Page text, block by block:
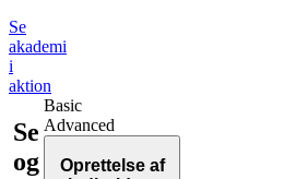
Se
akademi
i
aktion
Se
og
Basic
Advanced
Oprettelse af